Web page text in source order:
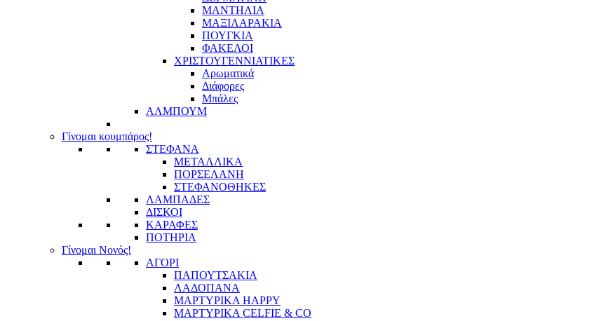
ΜΑΝΤΗΛΙΑ
ΜΑΞΙΛΑΡΑΚΙΑ
ΠΟΥΓΚΙΑ
ΦΑΚΕΛΟΙ
ΧΡΙΣΤΟΥΓΕΝΝΙΑΤΙΚΕΣ
Αρωματικά
Διάφορες
Μπάλες
ΑΛΜΠΟΥΜ
Γίνομαι κουμπάρος!
ΣΤΕΦΑΝΑ
ΜΕΤΑΛΛΙΚΑ
ΠΟΡΣΕΛΑΝΗ
ΣΤΕΦΑΝΟΘΗΚΕΣ
ΛΑΜΠΑΔΕΣ
ΔΙΣΚΟΙ
ΚΑΡΑΦΕΣ
ΠΟΤΗΡΙΑ
Γίνομαι Νονός!
ΑΓΟΡΙ
ΠΑΠΟΥΤΣΑΚΙΑ
ΛΑΔΟΠΑΝΑ
ΜΑΡΤΥΡΙΚΑ HAPPY
ΜΑΡΤΥΡΙΚΑ CELFIE & CO